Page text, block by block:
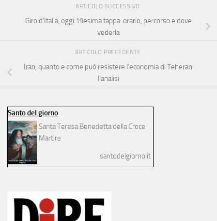
ARTICOLO SUCCESSIVO
Giro d’Italia, oggi 19esima tappa: orario, percorso e dove
vederla
ARTICOLO PRECEDENTE
Iran, quanto e come può resistere l’economia di Teheran:
l’analisi
Santo del giorno
Santa Teresa Benedetta della Croce
Martire
santodelgiorno.it